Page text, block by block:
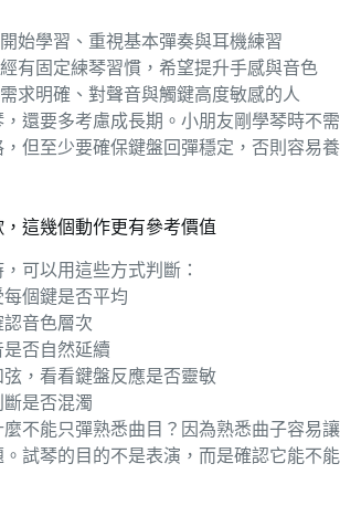
開始學習、重視基本彈奏與耳機練習
經有固定練琴習慣，希望提升手感與音色
需求明確、對聲音與觸鍵高度敏感的人
還要多考慮成長期。小朋友剛學琴時不需
但至少要確保鍵盤回彈穩定，否則容易養
這幾個動作更有參考價值
可以用這些方式判斷：
個鍵是否平均
音色層次
否自然延續
，看看鍵盤反應是否靈敏
是否混濁
不能只彈熟悉曲目？因為熟悉曲子容易讓
試琴的目的不是表演，而是確認它能不能